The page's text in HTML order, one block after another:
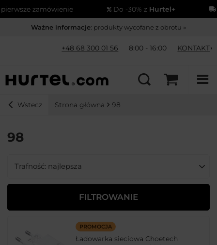
zamówienie Do -30% zHurtel+
Ważne informacje: produkty wycofane z obrotu »
+48 68 300 01 56 8:00 - 16:00 KONTAKT
Wstecz Strona główna 98
98
Zmień sortowanie
Trafność: najlepsza
FILTROWANIE
PROMOCJA
Ładowarka sieciowa Choetech